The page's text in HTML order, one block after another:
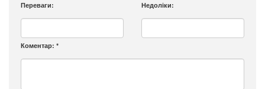
Переваги: Недоліки:
Коментар: *